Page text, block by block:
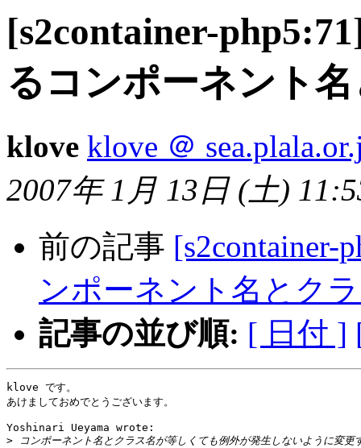
[s2container-
るコンポーネント
klove klove ＠
2007年 1月 13日 (土)
前の記事 [s2container-
ンポーネント名とク
記事の並び順: [ 日付 ]
klove です。
あけましておめでとうございます。
Yoshinari Ueyama wrote:
>